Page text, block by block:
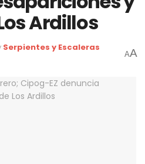
Ardillos
Serpientes y Escaleras
AA